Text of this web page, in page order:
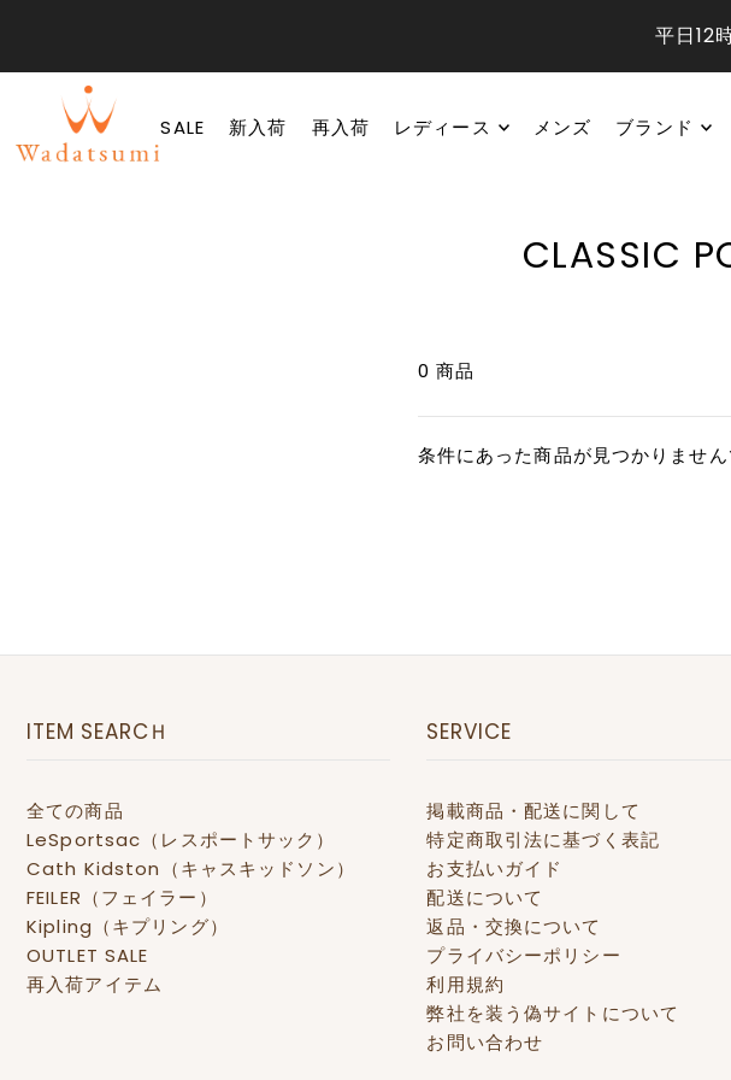
平日12
SALE 新入荷 再入荷 レディース メンズ ブランド
CLASSIC
0 商品
条件にあった商品が見つかりませ
ITEM SEARCＨ
全ての商品
LeSportsac（レスポートサック）
Cath Kidston（キャスキッドソン）
FEILER（フェイラー）
Kipling（キプリング）
OUTLET SALE
再入荷アイテム
SERVICE
掲載商品・配送に関して
特定商取引法に基づく表記
お支払いガイド
配送について
返品・交換について
プライバシーポリシー
利用規約
弊社を装う偽サイトについて
お問い合わせ